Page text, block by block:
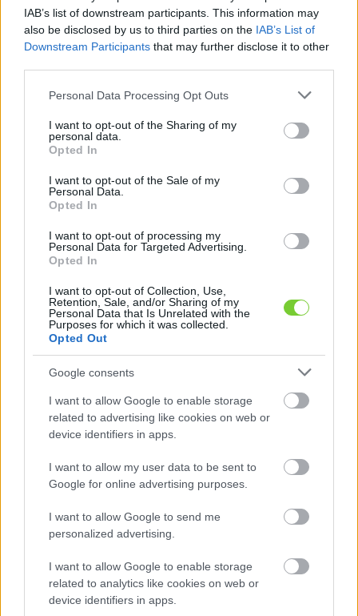
IAB’s list of downstream participants. This information may
also be disclosed by us to third parties on the IAB’s List of
Downstream Participants that may further disclose it to other
Please note that this website/app uses one or more Google
not limited to your visit or usage behaviour. You may click to
grant or deny consent to Google and its third-party tags to
use your data for below specified purposes in below Google
consent section.
Personal Data Processing Opt Outs
I want to opt-out of the Sharing of my
personal data.
Opted In
I want to opt-out of the Sale of my
Personal Data.
Opted In
I want to opt-out of processing my
Personal Data for Targeted Advertising.
Opted In
I want to opt-out of Collection, Use,
Retention, Sale, and/or Sharing of my
Personal Data that Is Unrelated with the
Purposes for which it was collected.
Opted Out
Google consents
I want to allow Google to enable storage
related to advertising like cookies on web or
device identifiers in apps.
I want to allow my user data to be sent to
Google for online advertising purposes.
I want to allow Google to send me
personalized advertising.
I want to allow Google to enable storage
related to analytics like cookies on web or
device identifiers in apps.
Felhasználónév
Jelszó
Elfelejtette jelszavát?
Bejelentkezés
faiskola.hu
Kertészeti, kerti termékek és szolgáltatások térképes
KERTÉSZ ÉS KERTÉSZET REGISZTRÁCIÓ
'Jonica' vagy
'Jonagold Schneika'
alma (Malus
domestica''Jonica',
'Jonagold Schneika'')
A Jonagold intenzívebben színeződő mutánsaként a
'Jonica' és a 'Jonagold Schneika' elnevezése egyaránt
használatos.
Gyümölcsének mérete megegyezik a Jonagold-éval
(alakja kissé lapítottabb), de színeződése 25-30%-kal
intenzívebb annál. Felületét mintegy 80%-ban borítja